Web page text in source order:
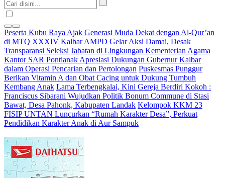
Peserta Kubu Raya Ajak Generasi Muda Dekat dengan Al-Qur’an
di MTQ XXXIV Kalbar AMPD Gelar Aksi Damai, Desak
Transparansi Seleksi Jabatan di Lingkungan Kementerian Agama
Kantor SAR Pontianak Apresiasi Dukungan Gubernur Kalbar
dalam Operasi Pencarian dan Pertolongan Puskesmas Punggur
Berikan Vitamin A dan Obat Cacing untuk Dukung Tumbuh
Kembang Anak Lama Terbengkalai, Kini Gereja Berdiri Kokoh :
Franciscus Sibarani Wujudkan Politik Bonum Commune di Stasi
Bawat, Desa Pahonk, Kabupaten Landak Kelompok KKM 23
FISIP UNTAN Luncurkan “Rumah Karakter Desa”, Perkuat
Pendidikan Karakter Anak di Aur Sampuk